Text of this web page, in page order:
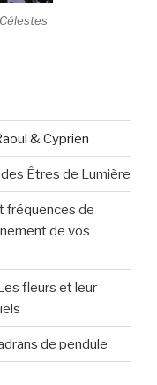
& Cyprien
Êtres de Lumière
fréquences de
de vos
fleurs et leur
de pendule